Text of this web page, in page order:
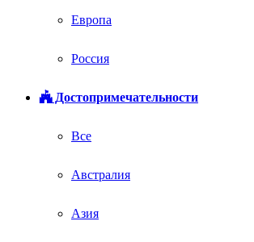
Европа
Россия
Достопримечательности
Все
Австралия
Азия